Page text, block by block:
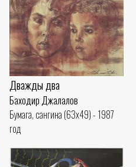
Дважды два
Баходир Джалалов
Бумага, сангина (63x49) - 1987
год